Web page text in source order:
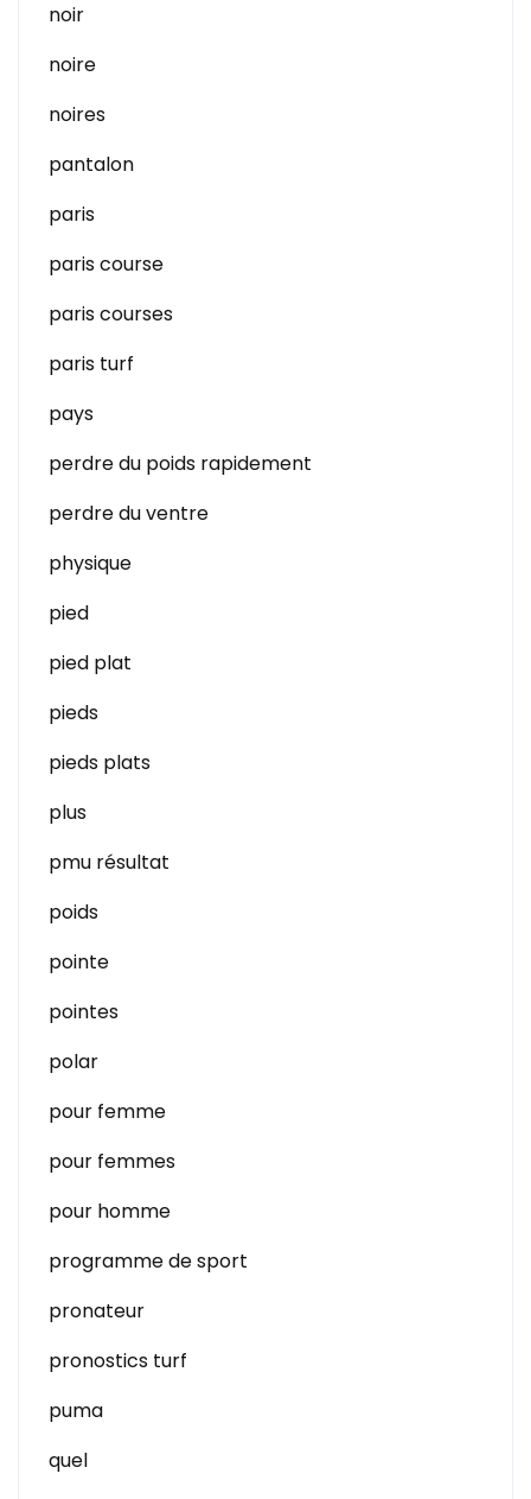
noir
noire
noires
pantalon
paris
paris course
paris courses
paris turf
pays
perdre du poids rapidement
perdre du ventre
physique
pied
pied plat
pieds
pieds plats
plus
pmu résultat
poids
pointe
pointes
polar
pour femme
pour femmes
pour homme
programme de sport
pronateur
pronostics turf
puma
quel